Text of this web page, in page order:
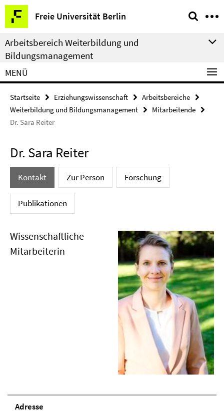
Springe
direkt
zu
Inhalt
Freie Universität Berlin
Service-
Navigation
Arbeitsbereich Weiterbildung und
Bildungsmanagement
MENÜ
Startseite Erziehungswissenschaft
Arbeitsbereiche
Weiterbildung und Bildungsmanagement
Mitarbeitende
Dr. Sara Reiter
Dr. Sara Reiter
Kontakt Zur Person Forschung
Publikationen
Wissenschaftliche
Mitarbeiterin
Adresse